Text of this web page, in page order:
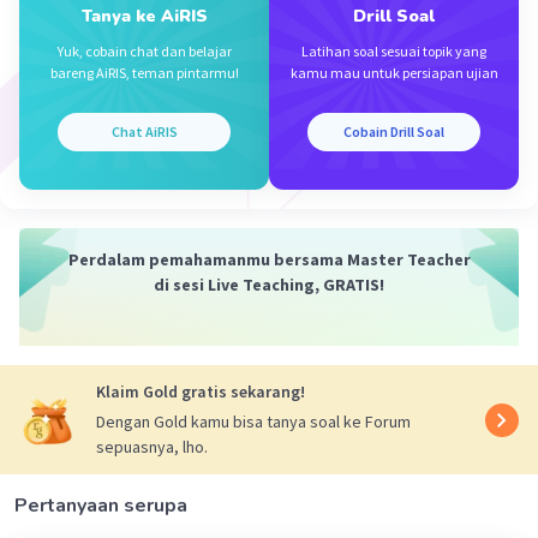
Konsep lokasi yang sesuai dengan pernyataan
tersebut adalah A. Relatif.
Lokasi Relatif (Situational Location):Lokasi
ini ditentukan berdasarkan kedudukannya
terhadap objek lain di sekitarnya. Lokasi relatif
aksesibilitas, kondisi jalan, dan waktu tempuh.
dari Kudus ke Salatiga secara fisik tetap,
waktu tempuh (yang merupakan ukuran
lokasi relatif) berubah dari yang
diperkirakan karena adanya kemacetan dan
perbaikan jembatan.
Lokasi Absolut (Fixed Location):
Tanya ke AiRIS
Yuk, cobain chat dan belajar
bareng AiRIS, teman pintarmu!
Chat AiRIS
Drill Soal
Latihan soal sesuai topik yang
kamu mau untuk persiapan ujian
Cobain Drill Soal
Perdalam pemahamanmu bersama Master Teacher
di sesi Live Teaching, GRATIS!
Klaim Gold gratis sekarang!
Dengan Gold kamu bisa tanya soal ke Forum
sepuasnya, lho.
Pertanyaan serupa